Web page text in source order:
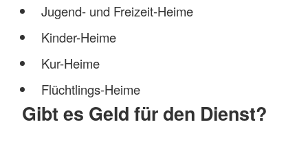
Jugend- und Freizeit-Heime
Kinder-Heime
Kur-Heime
Flüchtlings-Heime
Gibt es Geld für den Dienst?